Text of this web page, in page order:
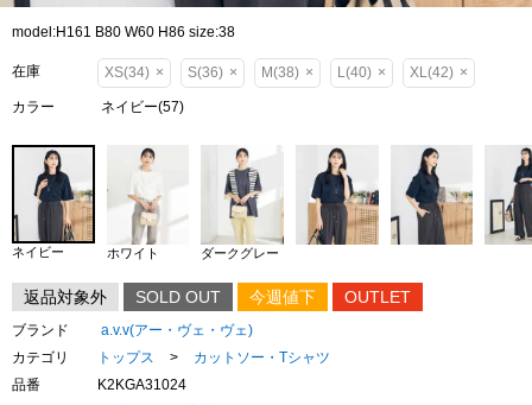
model:H161 B80 W60 H86 size:38
在庫 XS(34) × S(36) × M(38) × L(40) × XL(42) ×
カラー ネイビー(57)
ネイビー ホワイト ダークグレー
返品対象外 SOLD OUT 今週値下 OUTLET
ブランド
a.v.v(アー・ヴェ・ヴェ)
カテゴリ
トップス >
カットソー・Tシャツ
品番
K2KGA31024